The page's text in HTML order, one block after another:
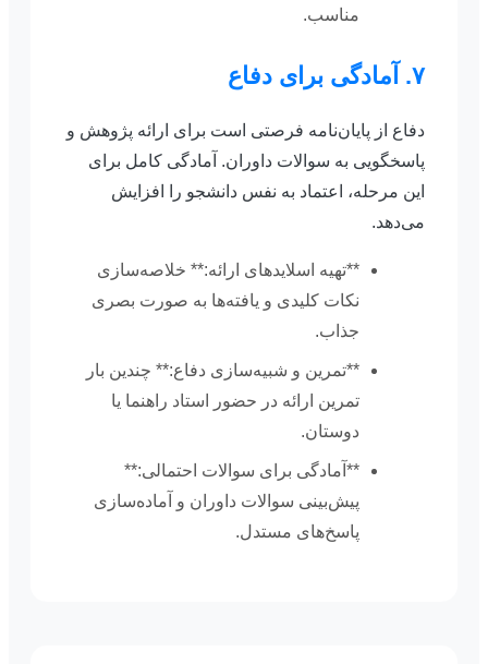
مناسب.
۷. آمادگی برای دفاع
دفاع از پایان‌نامه فرصتی است برای ارائه پژوهش و
پاسخگویی به سوالات داوران. آمادگی کامل برای
این مرحله، اعتماد به نفس دانشجو را افزایش
می‌دهد.
**تهیه اسلاید‌های ارائه:** خلاصه‌سازی
نکات کلیدی و یافته‌ها به صورت بصری
جذاب.
**تمرین و شبیه‌سازی دفاع:** چندین بار
تمرین ارائه در حضور استاد راهنما یا
دوستان.
**آمادگی برای سوالات احتمالی:**
پیش‌بینی سوالات داوران و آماده‌سازی
پاسخ‌های مستدل.